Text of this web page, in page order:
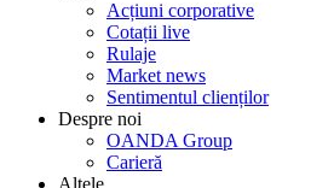
Acțiuni corporative
Cotații live
Rulaje
Market news
Sentimentul clienților
Despre noi
OANDA Group
Carieră